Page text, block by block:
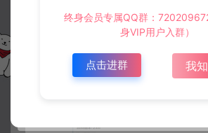
终身会员专属QQ群：
身VIP用户入群）
点击进群 我